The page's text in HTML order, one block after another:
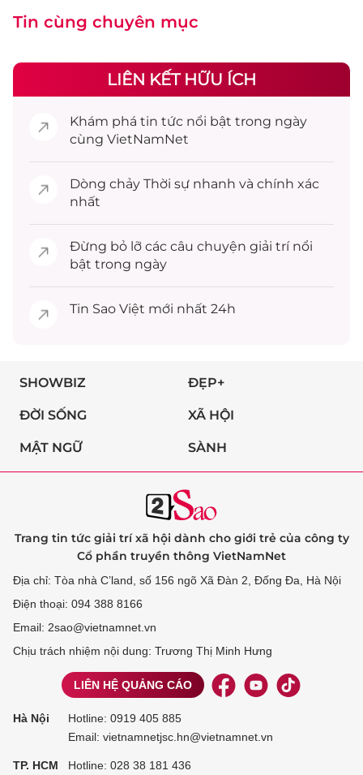
Tin cùng chuyên mục
LIÊN KẾT HỮU ÍCH
Khám phá tin tức nổi bật trong ngày
cùng VietNamNet
Dòng chảy Thời sự nhanh và chính xác
nhất
Đừng bỏ lỡ các câu chuyện giải trínổi
bật trong ngày
Tin Sao Việt mới nhất 24h
SHOWBIZ ĐẸP+
ĐỜI SỐNG XÃ HỘI
MẬT NGỮ SÀNH
Trang tin tức giải trí xã hội dành cho giới trẻ của công ty
Cổ phần truyền thông VietNamNet
Địa chỉ: Tòa nhà C’land, số 156 ngõ Xã Đàn 2, Đống Đa, Hà Nội
Điện thoại: 094 388 8166
Email: 2sao@vietnamnet.vn
Chịu trách nhiệm nội dung: Trương Thị Minh Hưng
LIÊN HỆ QUẢNG CÁO
Hà Nội Hotline: 0919 405 885
Email: vietnamnetjsc.hn@vietnamnet.vn
TP. HCM Hotline: 028 38 181 436